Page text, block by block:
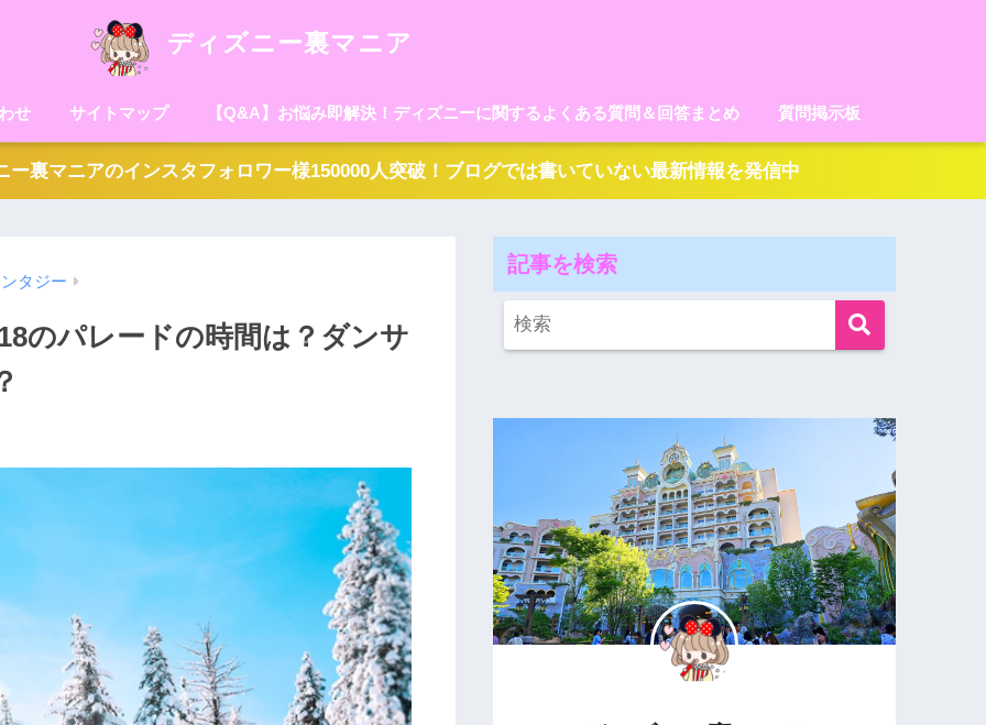
ディズニー裏マニア
せ サイトマップ 【Q&A】お悩み即解決！ディズニーに関するよくある質問＆回答まとめ 質問掲示板
裏マニアのインスタフォロワー様150000人突破！ブログでは書いていない最新情報を発信中
タジー
のパレードの時間は？ダンサ
記事を検索